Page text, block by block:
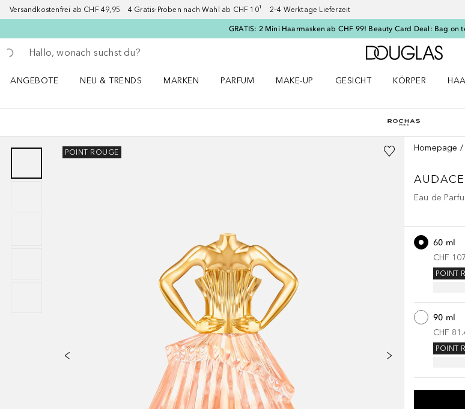
Versandkostenfrei ab CHF 49,95 4 Gratis-Proben nach Wahl ab CHF 10¹ 2–4 Werktage Lieferzeit
GRATIS: 2 Mini Haarmasken ab CHF 99! Beauty Card Deal: Bag on
Gehe zurück
Suche ausführen
Zur
ANGEBOTE
NEU & TRENDS
MARKEN
PARFUM
MAKE-UP
GESICHT
KÖRPER
POINT ROUGE Homepage
AUDACE
Eau de
60 ml
CHF
POINT
90 ml
CHF
POINT